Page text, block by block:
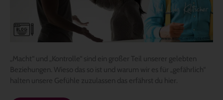
„Macht“ und „Kontrolle“ sind ein großer Teil unserer gelebten
Beziehungen. Wieso das so ist und warum wir es für „gefährlich“
halten unsere Gefühle zuzulassen das erfährst du hier.
Beziehungen